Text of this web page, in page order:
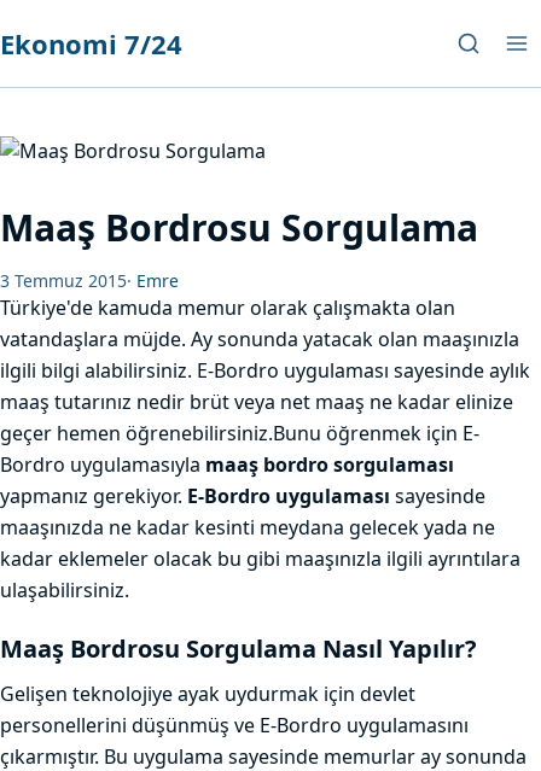
Ekonomi 7/24
Maaş Bordrosu Sorgulama
3 Temmuz 2015· Emre
Türkiye'de kamuda memur olarak çalışmakta olan
vatandaşlara müjde. Ay sonunda yatacak olan maaşınızla
ilgili bilgi alabilirsiniz. E-Bordro uygulaması sayesinde aylık
maaş tutarınız nedir brüt veya net maaş ne kadar elinize
geçer hemen öğrenebilirsiniz.Bunu öğrenmek için E-
Bordro uygulamasıyla maaş bordro sorgulaması
yapmanız gerekiyor. E-Bordro uygulaması sayesinde
maaşınızda ne kadar kesinti meydana gelecek yada ne
kadar eklemeler olacak bu gibi maaşınızla ilgili ayrıntılara
ulaşabilirsiniz.
Maaş Bordrosu Sorgulama Nasıl Yapılır?
Gelişen teknolojiye ayak uydurmak için devlet
personellerini düşünmüş ve E-Bordro uygulamasını
çıkarmıştır. Bu uygulama sayesinde memurlar ay sonunda